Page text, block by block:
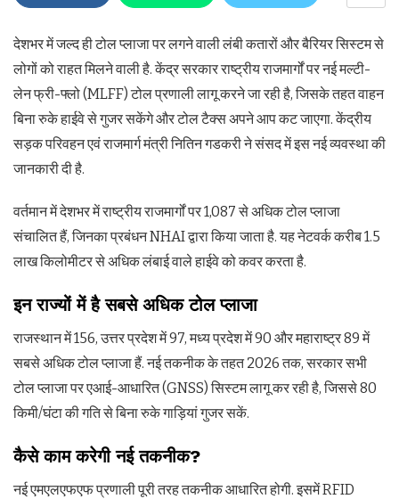
देशभर में जल्द ही टोल प्लाजा पर लगने वाली लंबी कतारों और बैरियर सिस्टम से
लोगों को राहत मिलने वाली है. केंद्र सरकार राष्ट्रीय राजमार्गों पर नई मल्टी-
लेन फ्री-फ्लो (MLFF) टोल प्रणाली लागू करने जा रही है, जिसके तहत वाहन
बिना रुके हाईवे से गुजर सकेंगे और टोल टैक्स अपने आप कट जाएगा. केंद्रीय
सड़क परिवहन एवं राजमार्ग मंत्री नितिन गडकरी ने संसद में इस नई व्यवस्था की
जानकारी दी है.
वर्तमान में देशभर में राष्ट्रीय राजमार्गों पर 1,087 से अधिक टोल प्लाजा
संचालित हैं, जिनका प्रबंधन NHAI द्वारा किया जाता है. यह नेटवर्क करीब 1.5
लाख किलोमीटर से अधिक लंबाई वाले हाईवे को कवर करता है.
इन राज्यों में है सबसे अधिक टोल प्लाजा
राजस्थान में 156, उत्तर प्रदेश में 97, मध्य प्रदेश में 90 और महाराष्ट्र 89 में
सबसे अधिक टोल प्लाजा हैं. नई तकनीक के तहत 2026 तक, सरकार सभी
टोल प्लाजा पर एआई-आधारित (GNSS) सिस्टम लागू कर रही है, जिससे 80
किमी/घंटा की गति से बिना रुके गाड़ियां गुजर सकें.
कैसे काम करेगी नई तकनीक?
नई एमएलएफएफ प्रणाली पूरी तरह तकनीक आधारित होगी. इसमें RFID